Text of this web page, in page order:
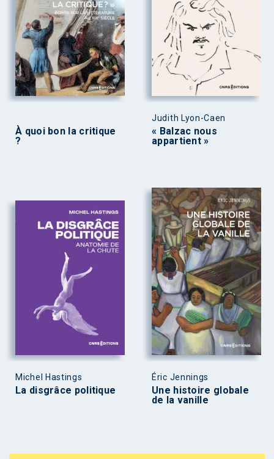
À quoi bon la critique
?
Judith Lyon-Caen
« Balzac nous
appartient »
Michel Hastings
La disgrâce politique
Éric Jennings
Une histoire globale
de la vanille